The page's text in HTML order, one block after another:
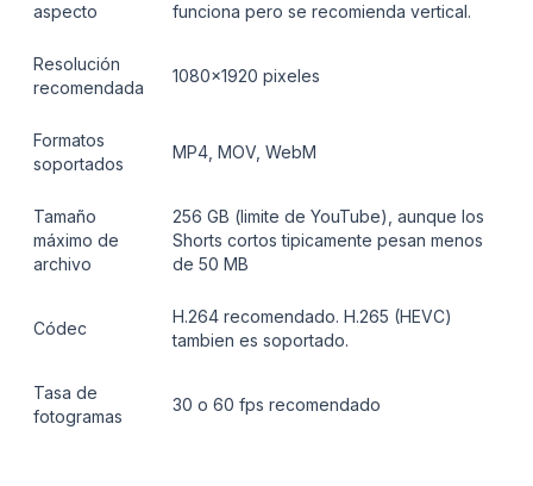
aspecto
funciona pero se recomienda vertical.
Resolución
recomendada
1080x1920 pixeles
Formatos
soportados
MP4, MOV, WebM
Tamaño
máximo de
archivo
256 GB (limite de YouTube), aunque los
Shorts cortos tipicamente pesan menos
de 50 MB
Códec
H.264 recomendado. H.265 (HEVC)
tambien es soportado.
Tasa de
fotogramas
30 o 60 fps recomendado